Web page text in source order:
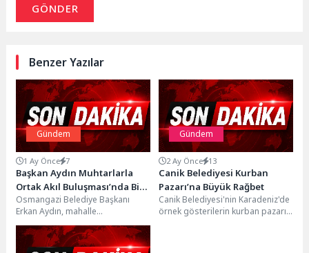
GÖNDER
Benzer Yazılar
Gündem
1 Ay Önce 7
Başkan Aydın Muhtarlarla
Ortak Akıl Buluşması’nda Bir
Araya Geldi
Osmangazi Belediye Başkanı
Erkan Aydın, mahalle
muhtarlarıyla düzenlenen “Ortak
Akıl Birlikte Yönetim”
buluşmasında bir araya...
Gündem
2 Ay Önce 13
Canik Belediyesi Kurban
Pazarı’na Büyük Rağbet
Canik Belediyesi'nin Karadeniz'de
örnek gösterilerin kurban pazarı,